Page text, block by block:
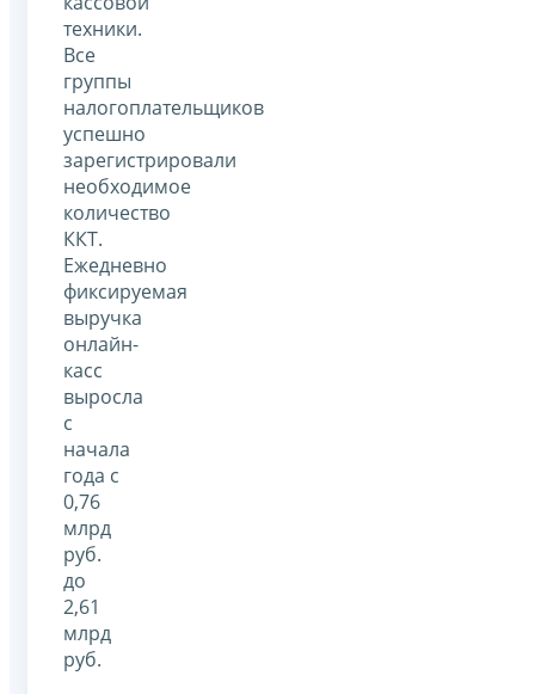
техники.
Все
группы
налогоплательщиков
успешно
зарегистрировали
необходимое
количество
ККТ.
Ежедневно
фиксируемая
выручка
онлайн-
касс
выросла
с
начала
года с
0,76
млрд
руб.
до
2,61
млрд
руб.